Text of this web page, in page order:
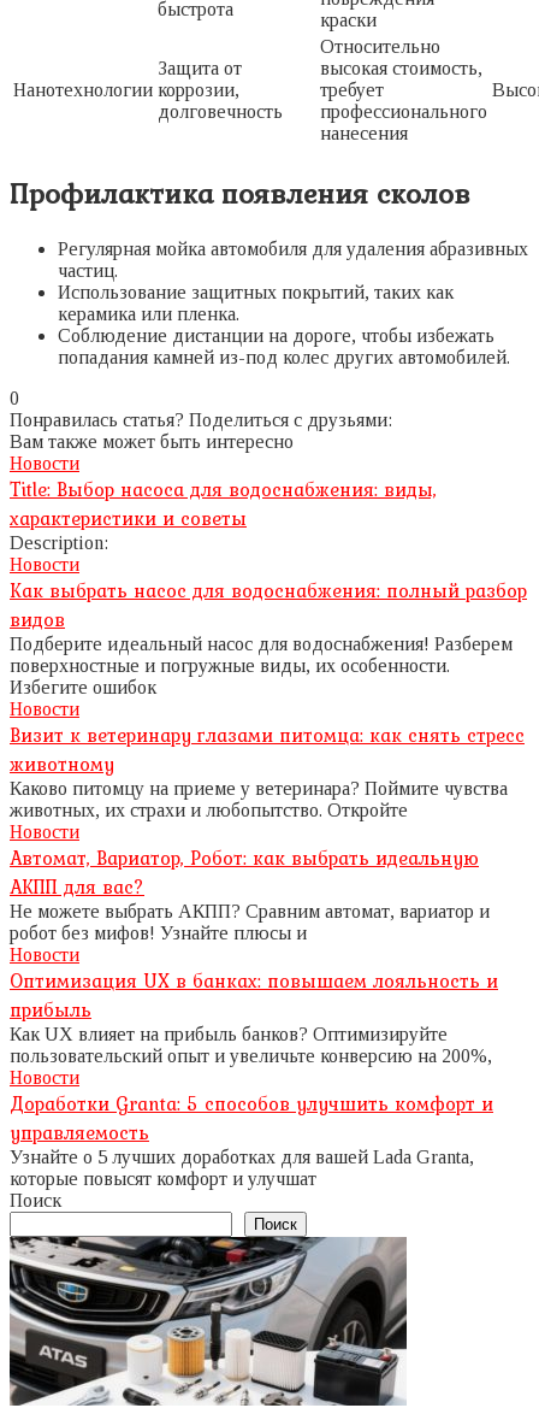
быстрота
краски
Нанотехнологии
Защита от
коррозии,
долговечность
Относительно
высокая стоимость,
требует
профессионального
нанесения
Профилактика появления сколов
Регулярная мойка автомобиля для удаления абразивных
частиц.
Использование защитных покрытий, таких как
керамика или пленка.
Соблюдение дистанции на дороге, чтобы избежать
попадания камней из-под колес других автомобилей.
0
Понравилась статья? Поделиться с друзьями:
Вам также может быть интересно
Новости
Title: Выбор насоса для водоснабжения: виды,
характеристики и советы
Description:
Новости
Как выбрать насос для водоснабжения: полный разбор
видов
Подберите идеальный насос для водоснабжения! Разберем
поверхностные и погружные виды, их особенности.
Избегите ошибок
Новости
Визит к ветеринару глазами питомца: как снять стресс
животному
Каково питомцу на приеме у ветеринара? Поймите чувства
животных, их страхи и любопытство. Откройте
Новости
Автомат, Вариатор, Робот: как выбрать идеальную
АКПП для вас?
Не можете выбрать АКПП? Сравним автомат, вариатор и
робот без мифов! Узнайте плюсы и
Новости
Оптимизация UX в банках: повышаем лояльность и
прибыль
Как UX влияет на прибыль банков? Оптимизируйте
пользовательский опыт и увеличьте конверсию на 200%,
Новости
Доработки Granta: 5 способов улучшить комфорт и
управляемость
Узнайте о 5 лучших доработках для вашей Lada Granta,
которые повысят комфорт и улучшат
Поиск
Поиск